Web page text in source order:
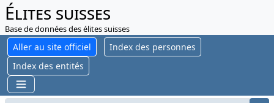
Élites suisses
Base de données des élites suisses
Aller au site officiel
Index des personnes
Index des entités